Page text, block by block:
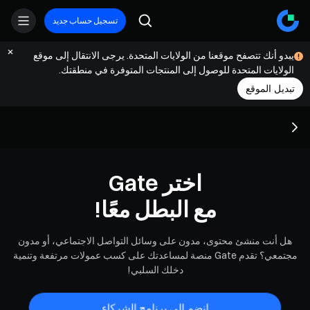
تسجيل حساب جديد
يبدو أنك تتصفح موقعنا من الولايات المتحدة. يرجى الانتقال إلى موقع
الولايات المتحدة للوصول إلى المنتجات المتوفرة في منطقتك.
تبديل الموقع
اختر Gate
مع البطل معًا!
هل أنت منشئ محتوى، مدون على وسائل التواصل الاجتماعي، أو مدون
مجتمعي؟ تقدم Gate منصة لمساعدتك على كسب عمولات مرتفعة وتنمية
دخلك السلبي!